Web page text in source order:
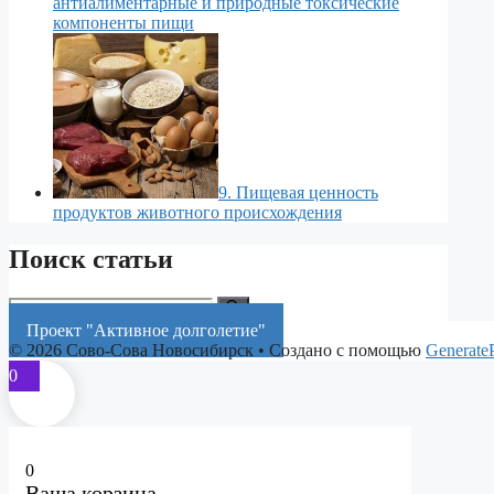
компоненты пищи
9. Пищевая ценность
продуктов животного происхождения
Поиск статьи
Поиск:
Проект "Активное долголетие"
© 2026 Сово-Сова Новосибирск • Создано с помощью
0
0